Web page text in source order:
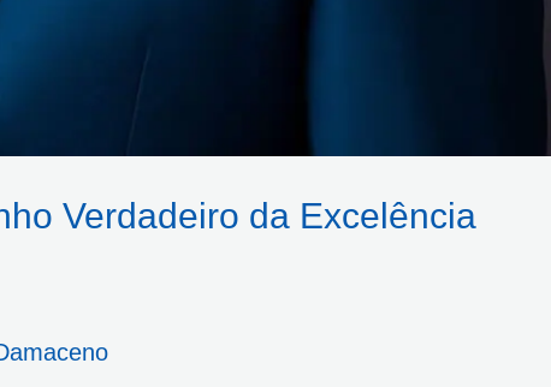
Verdadeiro da Excelência